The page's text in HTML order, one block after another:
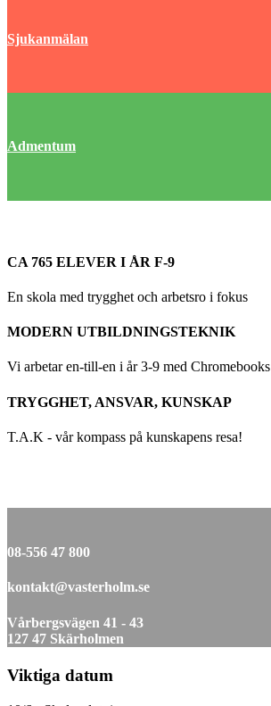
Sjukanmälan
Admentum
CA 765 ELEVER I ÅR F-9
En skola med trygghet och arbetsro i fokus
MODERN UTBILDNINGSTEKNIK
Vi arbetar en-till-en i år 3-9 med Chromebooks
TRYGGHET, ANSVAR, KUNSKAP
T.A.K - vår kompass på kunskapens resa!
08-556 47 800
kontakt@vasterholm.se
Vårbergsvägen 41 - 43
127 47 Skärholmen
Viktiga datum